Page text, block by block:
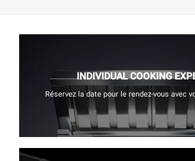
INDIVIDUAL COOKING
Réservez la date pour le rendez-vous avec